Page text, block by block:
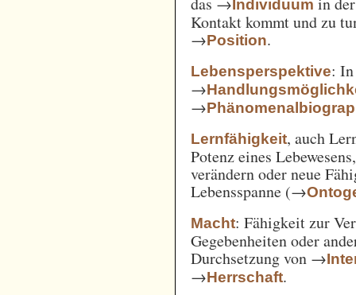
Individuum
Kontakt kommt und zu
→Position.
Lebensperspektive:
→
→
Lernfähigkeit, auch
Potenz eines
verändern oder neue
Lebensspanne (→
Macht: Fähigkeit zur
Gegebenheiten oder
Durchsetzung von →
→Herrschaft.